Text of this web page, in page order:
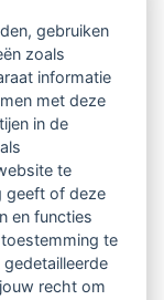
gebruiken
zoals
informatie
met deze
in de
te
geeft of deze
en functies
te
recht om